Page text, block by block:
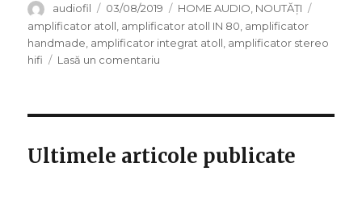
Autor
audiofil
Publicat
pe
03/08/2019 Categorii
HOME AUDIO, NOUTĂȚI
amplificator atoll amplificator atoll IN 80 amplificator
handmade amplificator integrat atoll amplificator stereo
hifi
Lasă un comentariu
–
Ultimele articole publicate